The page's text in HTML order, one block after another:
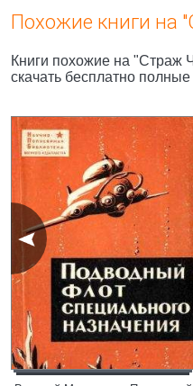
Похожие книги на
Книги похожие на "Страж
скачать бесплатно